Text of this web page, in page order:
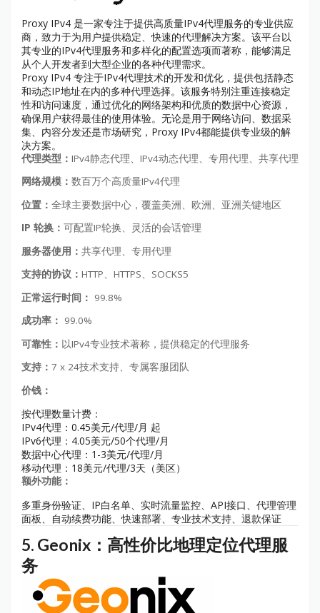
Proxy IPv4 是一家专注于提供高质量IPv4代理服务的专业供应
商，致力于为用户提供稳定、快速的代理解决方案。该平台以
其专业的IPv4代理服务和多样化的配置选项而著称，能够满足
从个人开发者到大型企业的各种代理需求。
Proxy IPv4 专注于IPv4代理技术的开发和优化，提供包括静态
和动态IP地址在内的多种代理选择。该服务特别注重连接稳定
性和访问速度，通过优化的网络架构和优质的数据中心资源，
确保用户获得最佳的使用体验。无论是用于网络访问、数据采
集、内容分发还是市场研究，Proxy IPv4都能提供专业级的解
决方案。
代理类型： IPv4静态代理、IPv4动态代理、专用代理、共享代理
网络规模： 数百万个高质量IPv4代理
位置： 全球主要数据中心，覆盖美洲、欧洲、亚洲关键地区
IP 轮换： 可配置IP轮换、灵活的会话管理
服务器使用： 共享代理、专用代理
支持的协议： HTTP、HTTPS、SOCKS5
正常运行时间： 99.8%
成功率： 99.0%
可靠性： 以IPv4专业技术著称，提供稳定的代理服务
支持： 7 x 24技术支持、专属客服团队
价钱：
按代理数量计费：
IPv4代理：0.45美元/代理/月 起
IPv6代理：4.05美元/50个代理/月
数据中心代理：1-3美元/代理/月
移动代理：18美元/代理/3天（美区）
额外功能：
多重身份验证、IP白名单、实时流量监控、API接口、代理管理
面板、自动续费功能、快速部署、专业技术支持、退款保证
5. Geonix：高性价比地理定位代理服
务